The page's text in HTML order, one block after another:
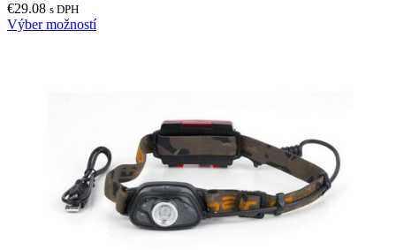
€29.08 s DPH
Výber možnostíThis
be
chosen
on
the
product
page